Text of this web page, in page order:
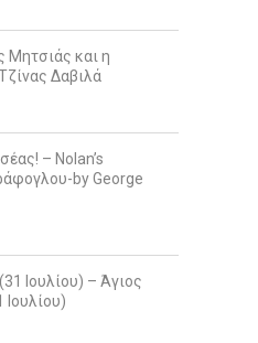
Μητσιάς και η
Δαβιλά
– Nolan’s
by George
Ιουλίου) – Άγιος